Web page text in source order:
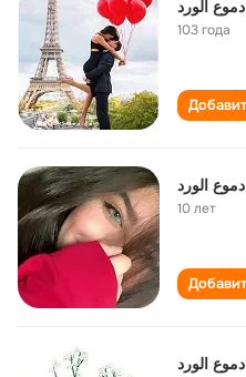
دموع الورد
103 года
دموع الورد
10 лет
دموع الورد